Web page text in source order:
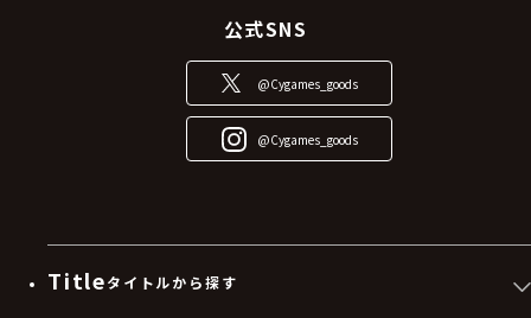
公式SNS
@Cygames_goods
@Cygames_goods
Titleタイトルから探す